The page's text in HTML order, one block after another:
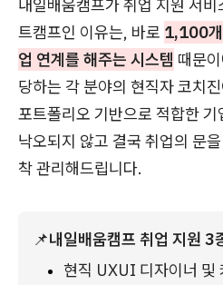
내일배움캠프가 취업 지원 서
트캠프인 이유는, 바로 1,100개
업 연계를 해주는 시스템 때문
당하는 각 분야의 현직자 코치
포트폴리오 기반으로 적합한
낙오되지 않고 결국 취업의 문
착 관리해드립니다.
📌내일배움캠프 취업 지원 3
현직 UXUI 디자이너 및